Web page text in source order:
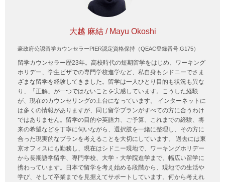
大越 麻結 / Mayu Okoshi
豪政府公認留学カウンセラーPIER認定資格保持（QEAC登録番号:G175）
留学カウンセラー歴23年。高校時代の短期留学をはじめ、ワーキング
ホリデー、学生ビザでの専門学校進学など、私自身もシドニーでさま
ざまな留学を経験してきました。留学は一人ひとり目的も状況も異な
り、「正解」が一つではないことを実感しています。こうした経験
が、現在のカウンセリングの土台になっています。 インターネットに
は多くの情報がありますが、同じ留学プランがすべての方に合うわけ
ではありません。留学の目的や英語力、ご予算、これまでの経験、将
来の希望などを丁寧に伺いながら、選択肢を一緒に整理し、その方に
合った現実的なプランを考えることを大切にしています。 過去には東
京オフィスにも勤務し、現在はシドニー現地で、ワーキングホリデー
から長期語学留学、専門学校、大学・大学院進学まで、幅広い留学に
携わっています。日本で留学を考え始める段階から、現地での生活や
学び、そして卒業までを見据えてサポートしています。何から考えれ